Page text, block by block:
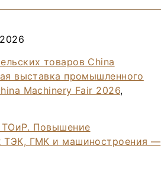
товаров China
выставка промышленного
Machinery Fair 2026,
Повышение
ТЭК, ГМК и машиностроения —